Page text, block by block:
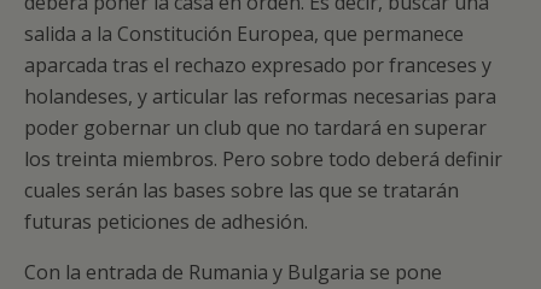
salida a la Constitución Europea, que permanece
aparcada tras el rechazo expresado por franceses y
holandeses, y articular las reformas necesarias para
poder gobernar un club que no tardará en superar
los treinta miembros. Pero sobre todo deberá definir
cuales serán las bases sobre las que se tratarán
futuras peticiones de adhesión.
Con la entrada de Rumania y Bulgaria se pone